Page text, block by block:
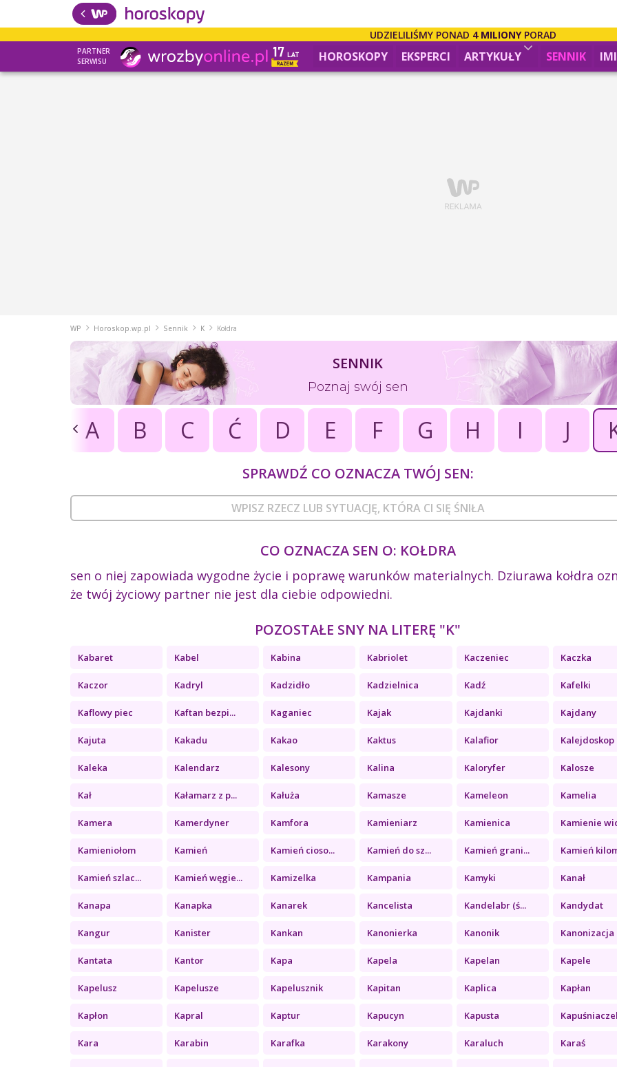
UDZIELILIŚMY PONAD 4 MILIONYPORAD
PARTNER
SERWISU
HOROSKOPY EKSPERCI ARTYKUŁY SENNIK
WP Horoskop.wp.pl Sennik K Kołdra
SENNIK
Poznaj swój sen
A B C Ć D E F G H I J
SPRAWDŹ CO OZNACZA TWÓJ SEN:
CO OZNACZA SEN O: KOŁDRA
sen o niej zapowiada wygodne życie i poprawę warunków materialnych. Dziurawa kołdra
że twój życiowy partner nie jest dla ciebie odpowiedni.
POZOSTAŁE SNY NA LITERĘ "K"
Kabaret Kabel Kabina Kabriolet Kaczeniec Kaczka
Kaczor Kadryl Kadzidło Kadzielnica Kadź Kafelki
Kaflowy piec Kaftan bezpi... Kaganiec Kajak Kajdanki Kajdany
Kajuta Kakadu Kakao Kaktus Kalafior Kalejdoskop
Kaleka Kalendarz Kalesony Kalina Kaloryfer Kalosze
Kał Kałamarz z p... Kałuża Kamasze Kameleon Kamelia
Kamera Kamerdyner Kamfora Kamieniarz Kamienica Kamienie
Kamieniołom Kamień Kamień cioso... Kamień do sz... Kamień grani... Kamień
Kamień szlac... Kamień węgie... Kamizelka Kampania Kamyki Kanał
Kanapa Kanapka Kanarek Kancelista Kandelabr (ś... Kandydat
Kangur Kanister Kankan Kanonierka Kanonik Kanonizacja
Kantata Kantor Kapa Kapela Kapelan Kapele
Kapelusz Kapelusze Kapelusznik Kapitan Kaplica Kapłan
Kapłon Kapral Kaptur Kapucyn Kapusta
Kara Karabin Karafka Karakony Karaluch Karaś